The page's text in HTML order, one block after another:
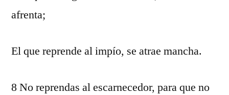
afrenta;
El que reprende al impío, se atrae mancha.
8 No reprendas al escarnecedor, para que no